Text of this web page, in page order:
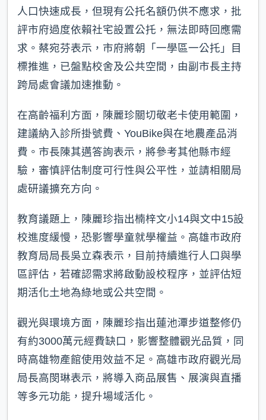
人口快速成長，但現有公托名額仍供不應求，批
評市府過度依賴社宅設置公托，無法即時回應需
求。蔡宛芬表示，市府將朝「一學區一公托」目
標推進，已盤點校舍及公共空間，由副市長主持
跨局處會議加速推動。
在高齡福利方面，陳麗珍關切敬老卡使用範圍，
建議納入診所掛號費、YouBike與在地農產品消
費。市長陳其邁答詢表示，將參考其他縣市經
驗，審慎評估制度可行性與公平性，並請相關局
處研議擴充方向。
教育議題上，陳麗珍指出楠梓文小14與文中15設
校進度緩慢，恐影響學童就學權益。高雄市政府
教育局局長吳立森表示，目前持續進行人口與學
區評估，若確認需求將啟動設校程序，並評估短
期活化土地為綠地或公共空間。
觀光與環境方面，陳麗珍指出蓮池潭步道整修仍
有約3000萬元經費缺口，影響整體觀光品質，同
時高雄物產館使用效益不足。高雄市政府觀光局
局長高閔琳表示，將導入商品展售、展演與直播
等多元功能，提升場域活化。